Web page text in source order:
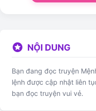
stars NỘI DUNG
Bạn đang đọc truyện
lệnh được cập nhật liên
bạn đọc truyện vui vẻ.